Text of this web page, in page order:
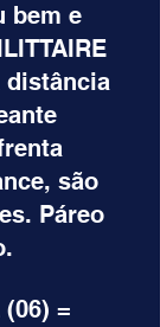
bem e
distância
são
Páreo
(06) =